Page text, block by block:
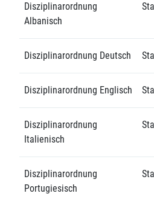
Disziplinarordnung
Albanisch
Disziplinarordnung Deutsch
Disziplinarordnung Englisch
Disziplinarordnung
Italienisch
Disziplinarordnung
Portugiesisch